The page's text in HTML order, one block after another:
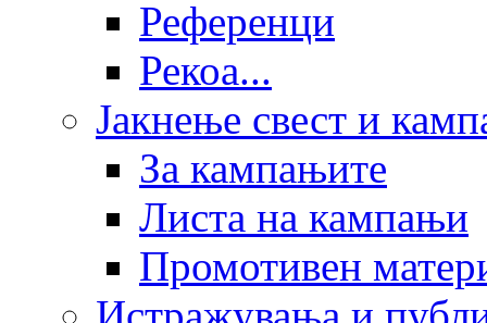
Референци
Рекоа...
Јакнење свест и
За кампањите
Листа на кампањи
Промотивен